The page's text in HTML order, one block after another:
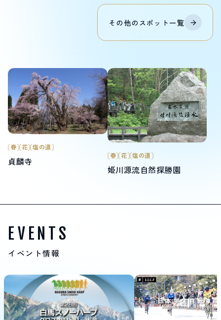
その他の スポット 一覧
春 花 塩の道
貞麟寺
春 花 塩の道
姫川源流自然探勝園
EVENTS
イベント情報